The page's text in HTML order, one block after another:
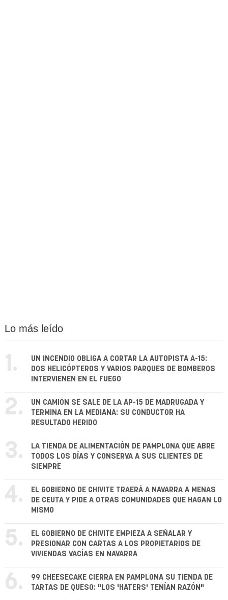
Lo más leído
1.
UN INCENDIO OBLIGA A CORTAR LA AUTOPISTA A-15:
DOS HELICÓPTEROS Y VARIOS PARQUES DE BOMBEROS
INTERVIENEN EN EL FUEGO
2.
UN CAMIÓN SE SALE DE LA AP-15 DE MADRUGADA Y
TERMINA EN LA MEDIANA: SU CONDUCTOR HA
RESULTADO HERIDO
3.
LA TIENDA DE ALIMENTACIÓN DE PAMPLONA QUE ABRE
TODOS LOS DÍAS Y CONSERVA A SUS CLIENTES DE
SIEMPRE
4.
EL GOBIERNO DE CHIVITE TRAERÁ A NAVARRA A MENAS
DE CEUTA Y PIDE A OTRAS COMUNIDADES QUE HAGAN LO
MISMO
5.
EL GOBIERNO DE CHIVITE EMPIEZA A SEÑALAR Y
PRESIONAR CON CARTAS A LOS PROPIETARIOS DE
VIVIENDAS VACÍAS EN NAVARRA
6.
99 CHEESECAKE CIERRA EN PAMPLONA SU TIENDA DE
TARTAS DE QUESO: "LOS 'HATERS' TENÍAN RAZÓN"